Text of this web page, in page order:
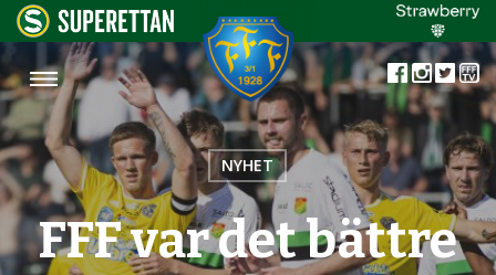
NYHET
FFF var det bättre